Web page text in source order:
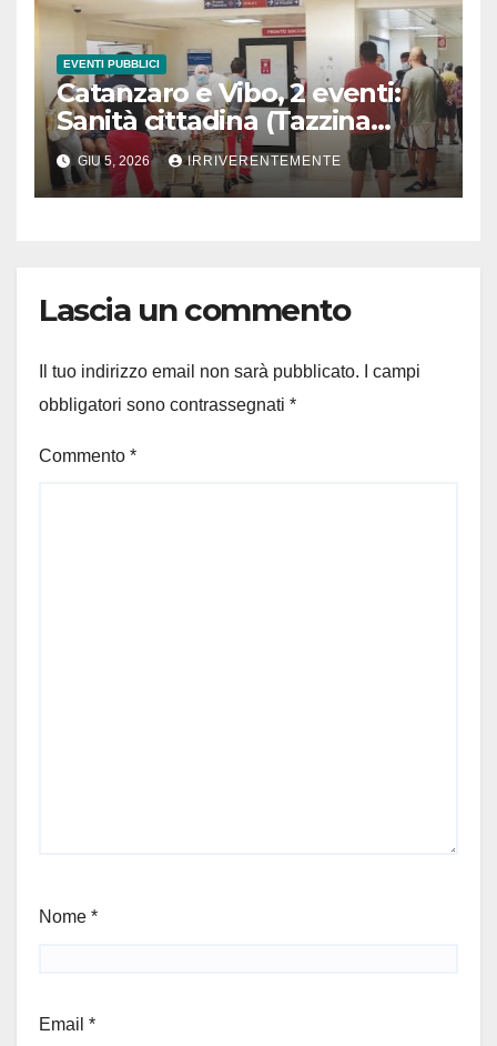
EVENTI PUBBLICI
Catanzaro e Vibo, 2 eventi:
Sanità cittadina (Tazzina
Legalità) e Dumping
contrattuale (Ebt)
GIU 5, 2026 IRRIVERENTEMENTE
Lascia un commento
Il tuo indirizzo email non sarà pubblicato.
I campi
obbligatori sono contrassegnati *
Commento *
Nome *
Email *